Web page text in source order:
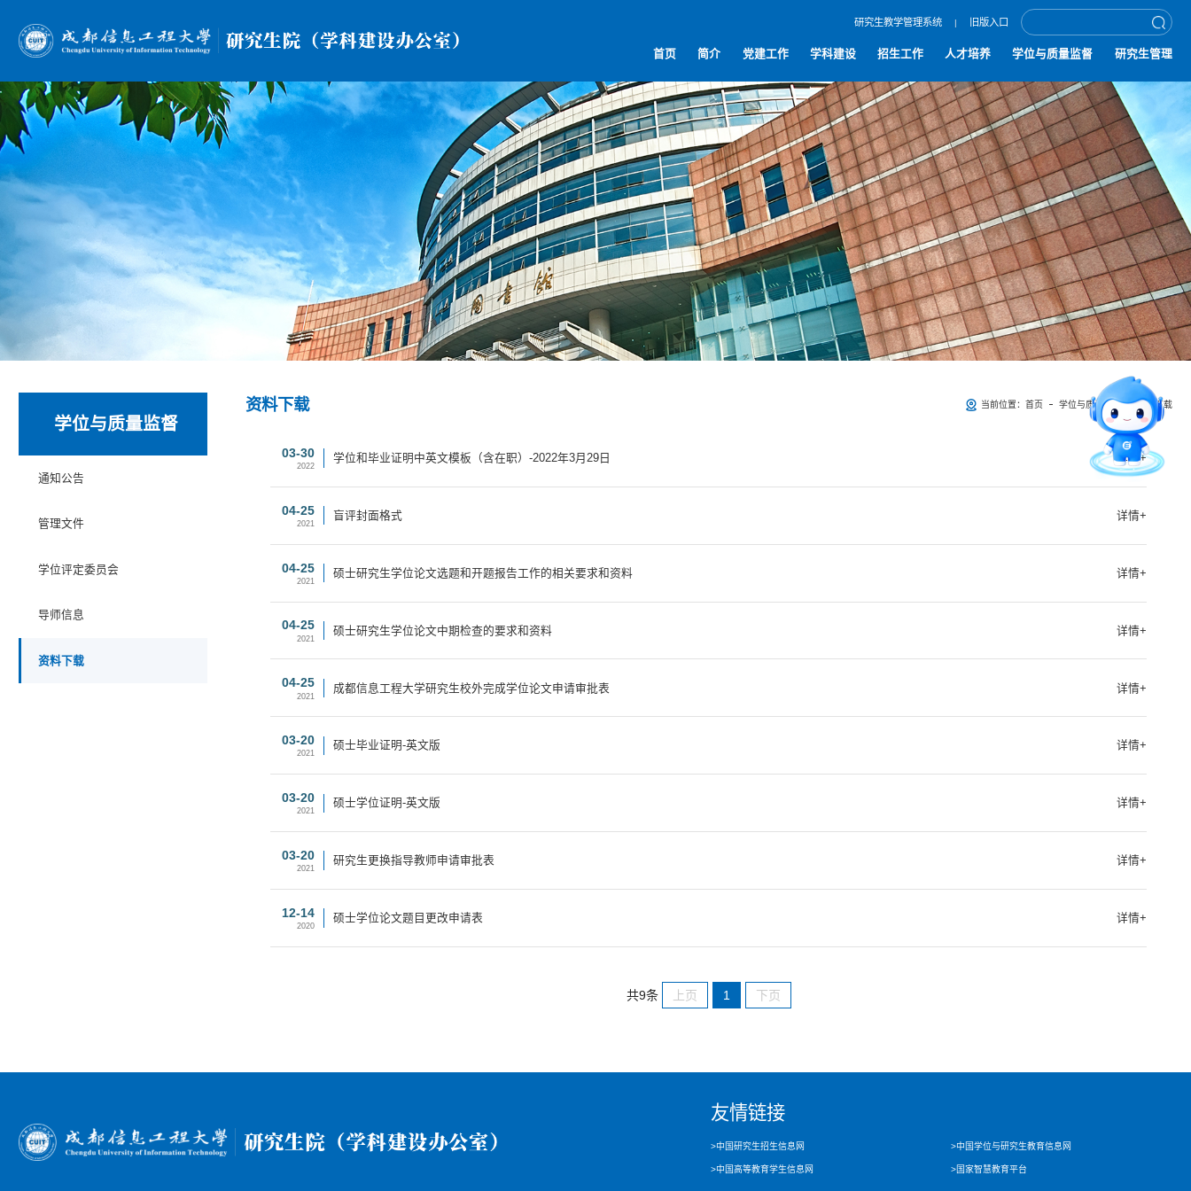
研究生教学管理系统 | 旧版入口
首页 简介 党建工作 学科建设 招生工作 人才培养 学位与质量监督 研究生管理
学位与质量监督
通知公告
管理文件
学位评定委员会
导师信息
资料下载
资料下载 当前位置：首页 学位与质量监督 资料下载
03-30
2022
学位和毕业证明中英文模板（含在职）-2022年3月29日 详情+
04-25
2021
盲评封面格式 详情+
04-25
2021
硕士研究生学位论文选题和开题报告工作的相关要求和资料 详情+
04-25
2021
硕士研究生学位论文中期检查的要求和资料 详情+
04-25
2021
成都信息工程大学研究生校外完成学位论文申请审批表 详情+
03-20
2021
硕士毕业证明-英文版 详情+
03-20
2021
硕士学位证明-英文版 详情+
03-20
2021
研究生更换指导教师申请审批表 详情+
12-14
2020
硕士学位论文题目更改申请表 详情+
共9条 上页 1 下页
友情链接
>中国研究生招生信息网 >中国学位与研究生教育信息网
>中国高等教育学生信息网 >国家智慧教育平台